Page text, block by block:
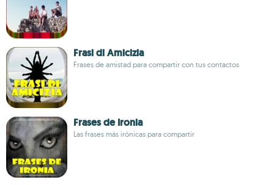
Frasi di Amicizia
Frases de amistad para compartir con tus contactos
Frases de Ironia
Las frases más irónicas para compartir